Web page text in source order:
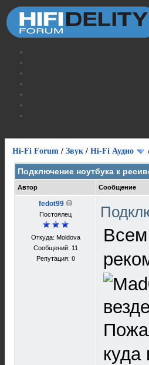
Hi-Fi Forum / Звук / Hi-Fi Аудио
Подключение нoутбука к
Автор Сообщение
fedot99
Постоялец
Откуда: Moldova
Сообщений: 11
Репутация: 0
Всем
куда